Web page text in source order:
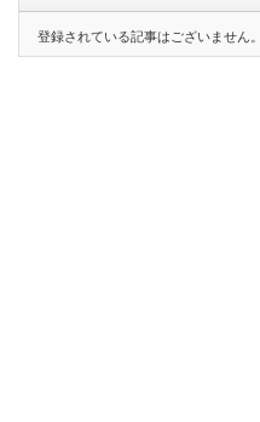
登録されている記事はございません。